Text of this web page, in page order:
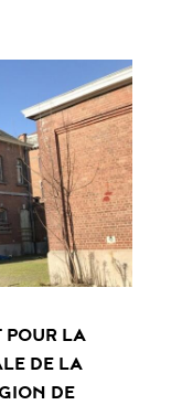
POUR LA
DE LA
DE